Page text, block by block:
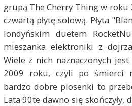
grupą The Cherry Thing w roku
czwartą płytę solową. Płyta
londyńskim duetem
mieszanka elektroniki z
Wiele z nich naznaczonych
2009 roku, czyli po śmierci
bardzo dobre piosenki to
Lata 90te dawno się skończyły,